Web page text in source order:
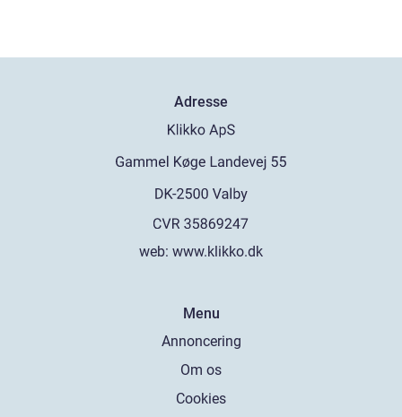
Adresse
web: www.klikko.dk
Menu
Annoncering
Om os
Cookies